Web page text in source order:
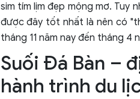
sim tím lịm đẹp mộng mơ. Tuy
được đây tốt nhất là nên có
tháng 11 năm nay đến tháng 4
Suối Đá Bàn –
hành trình du